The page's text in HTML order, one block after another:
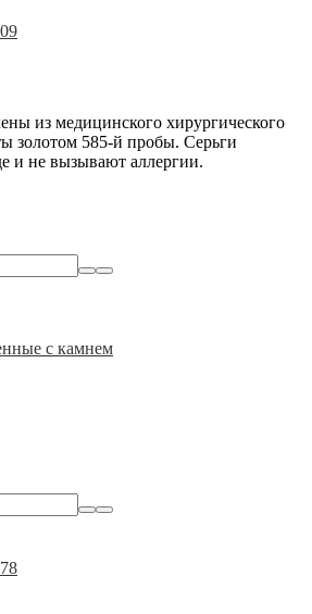
из медицинского хирургического
золотом 585-й пробы. Серьги
и не вызывают аллергии.
с камнем